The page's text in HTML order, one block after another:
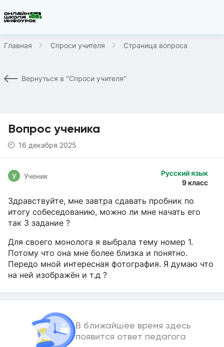
Главная Спроси учителя Страница вопроса
Вернуться в "Спроси учителя"
Вопрос ученика
16 декабря 2025
Русский язык
9 класс
У Ученик
Здравствуйте, мне завтра сдавать пробник по
итогу собеседованию, можно ли мне начать его
так 3 задание ?
Для своего монолога я выбрала тему номер 1.
Потому что она мне более близка и понятно.
Передо мной интересная фотография. Я думаю что
на ней изображён и т.д ?
В ближайшее время здесь
появится ответ педагога